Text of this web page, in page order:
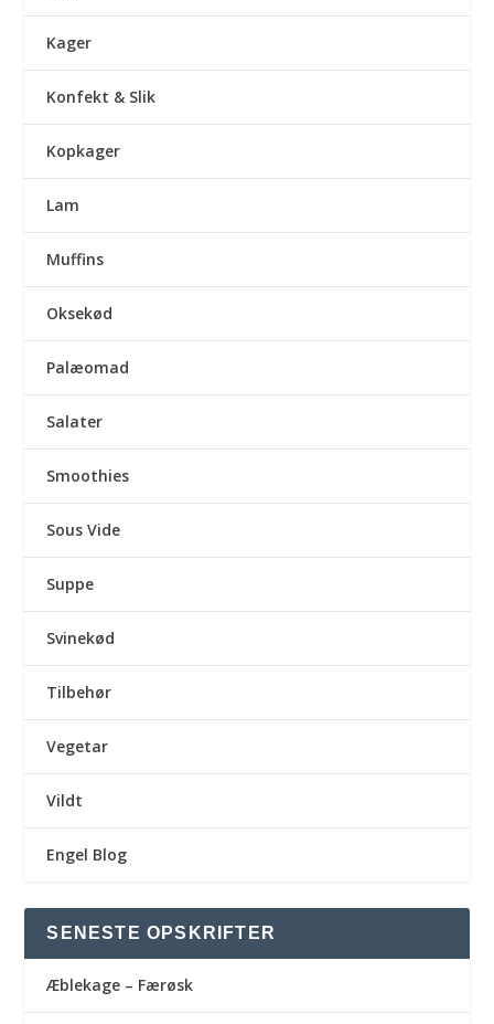
Kager
Konfekt & Slik
Kopkager
Lam
Muffins
Oksekød
Palæomad
Salater
Smoothies
Sous Vide
Suppe
Svinekød
Tilbehør
Vegetar
Vildt
Engel Blog
SENESTE OPSKRIFTER
Æblekage – Færøsk